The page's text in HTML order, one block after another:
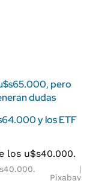
pero
dudas
y los ETF
Pixabay